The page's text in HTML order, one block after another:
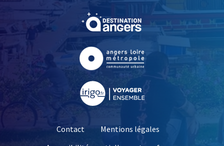
, Ouvre une nouvelle
, Ouvre une nouvelle
Contact
Mentions légales